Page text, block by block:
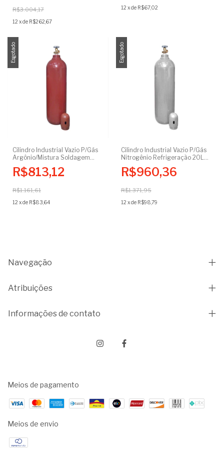
R$3.004,17
12 xde R$262,67
12 xde R$67,02
Esgotado
Cilindro Industrial Vazio P/Gás
Argônio/Mistura Soldagem
R$813,12
R$1.161,61
12 xde R$83,64
Esgotado
Cilindro Industrial Vazio P/Gás
Nitrogênio Refrigeração 20L
R$960,36
R$1.371,95
12 xde R$98,79
Navegação
Atribuições
Informações de contato
Meios de pagamento
Meios de envio